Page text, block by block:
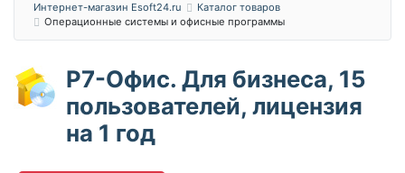
Интернет-магазин Esoft24.ru
Каталог товаров
Операционные системы и офисные программы
Р7-Офис. Для бизнеса, 15
пользователей, лицензия
на 1 год